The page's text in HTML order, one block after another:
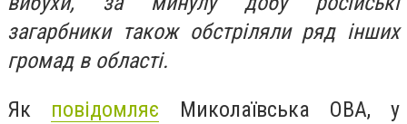
загарбники також обстріляли ряд інших
громад в області.
Як повідомляє Миколаївська ОВА, у